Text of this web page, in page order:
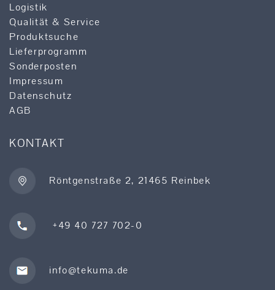
Logistik
Qualität & Service
Produktsuche
Lieferprogramm
Sonderposten
Impressum
Datenschutz
AGB
KONTAKT
Röntgenstraße 2, 21465 Reinbek
+49 40 727 702-0
info@tekuma.de